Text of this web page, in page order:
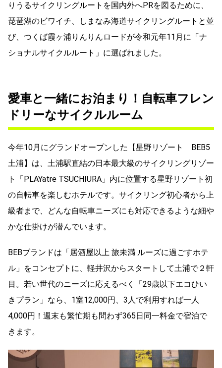
りうるサイクリングルートを国内外へPRを図るために、
琵琶湖のビワイチ、しまなみ海道サイクリングルートと並
び、つくば霞ヶ浦りんりんロードが令和元年11月に「ナ
ショナルサイクルルート」に選ばれました。
愛車と一緒にお泊まり！自転車フレン
ドリーなサイクルルーム
今年10月にグランドオープンした【星野リゾート BEB5
土浦】は、土浦駅直結の日本最大級のサイクリングリゾー
ト「PLAYatre TSUCHIURA」内に位置する星野リゾート初
の自転車を楽しむホテルです。サイクリング初心者から上
級者まで、どんな自転車ニーズにも対応できるような細や
かな仕掛けが潜んでいます。
BEBブランドは「居酒屋以上 旅未満 ルーズに過ごすホテ
ル」をコンセプトに、軽井沢からスタートして土浦で２軒
目。若い世代のニーズに応えるべく「29歳以下エコひい
きプラン」なら、1室12,000円、3人で利用すれば一人
4,000円！週末も繁忙期も問わず365日同一料金で宿泊で
きます。